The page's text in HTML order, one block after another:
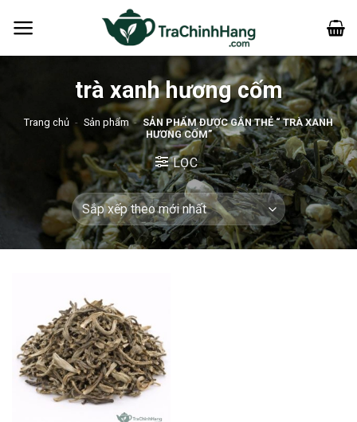
qua
trà xanh hương cốm
Trang chủ - Sản phẩm - SẢN PHẨM ĐƯỢC GẮN THẺ “ TRÀ XANH
HƯƠNG CỐM”
LỌC